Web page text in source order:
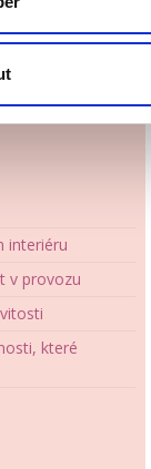
interiéru
v provozu
které